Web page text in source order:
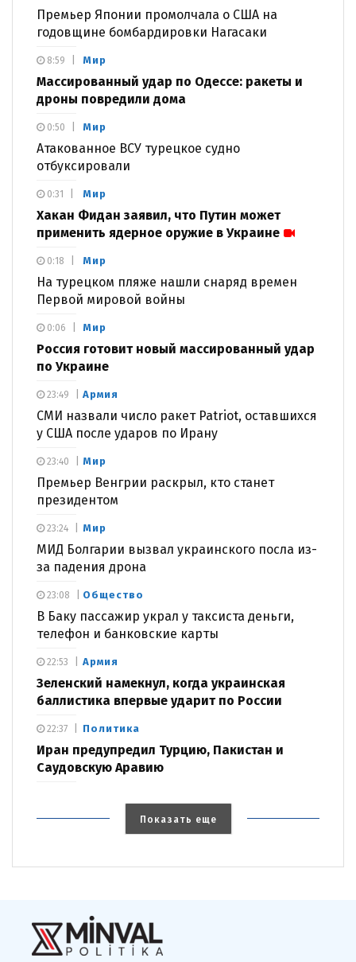
Премьер Японии промолчала о США на
годовщине бомбардировки Нагасаки
Мир
Массированный удар по Одессе: ракеты и
дроны повредили дома
8:59
Мир
Атакованное ВСУ турецкое судно
отбуксировали
0:50
Мир
Хакан Фидан заявил, что Путин может
применить ядерное оружие в Украине
0:31
Мир
На турецком пляже нашли снаряд времен
Первой мировой войны
0:18
Мир
Россия готовит новый массированный удар
по Украине
0:06
Армия
СМИ назвали число ракет Patriot, оставшихся
у США после ударов по Ирану
23:49
Мир
Премьер Венгрии раскрыл, кто станет
президентом
23:40
Мир
МИД Болгарии вызвал украинского посла из-
за падения дрона
23:24
Общество
В Баку пассажир украл у таксиста деньги,
телефон и банковские карты
23:08
Армия
Зеленский намекнул, когда украинская
баллистика впервые ударит по России
22:53
Политика
Иран предупредил Турцию, Пакистан и
Саудовскую Аравию
22:37
Показать еще